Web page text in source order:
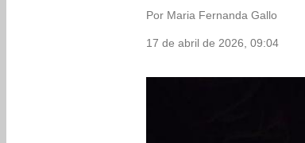
Por Maria Fernanda Gallo
17 de abril de 2026, 09:04